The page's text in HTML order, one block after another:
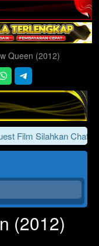
Queen (2012)
Film Silahkan Chat
(2012)